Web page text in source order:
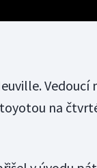
Vedoucí
na